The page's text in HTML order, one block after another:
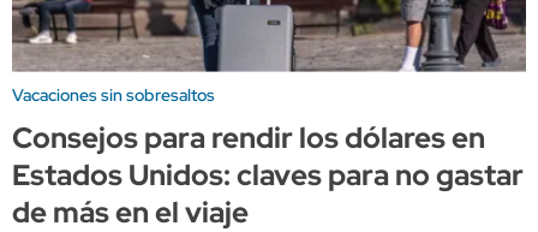
Vacaciones sin sobresaltos
Consejos para rendir los dólares en
Estados Unidos: claves para no gastar
de más en el viaje